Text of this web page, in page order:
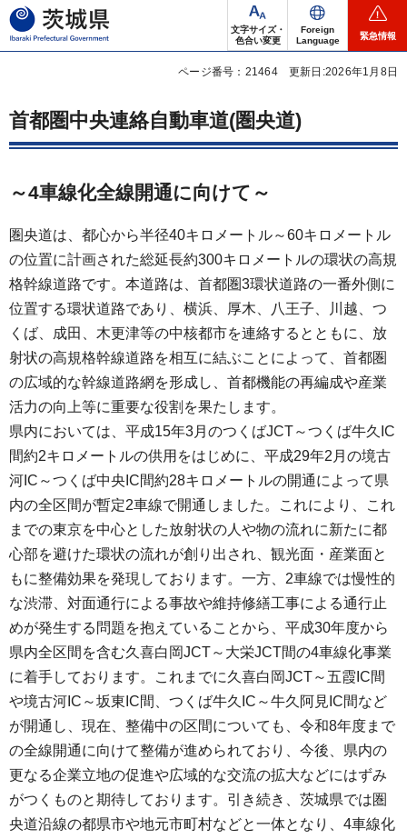
茨城県
文字サイズ・
色合い変更
Foreign
Language
緊急情報
ページ番号：21464 更新日:2026年1月8日
首都圏中央連絡自動車道(圏央道)
～4車線化全線開通に向けて～
圏央道は、都心から半径40キロメートル～60キロメートル
の位置に計画された総延長約300キロメートルの環状の高規
格幹線道路です。本道路は、首都圏3環状道路の一番外側に
位置する環状道路であり、横浜、厚木、八王子、川越、つ
くば、成田、木更津等の中核都市を連絡するとともに、放
射状の高規格幹線道路を相互に結ぶことによって、首都圏
の広域的な幹線道路網を形成し、首都機能の再編成や産業
活力の向上等に重要な役割を果たします。
県内においては、平成15年3月のつくばJCT～つくば牛久IC
間約2キロメートルの供用をはじめに、平成29年2月の境古
河IC～つくば中央IC間約28キロメートルの開通によって県
内の全区間が暫定2車線で開通しました。これにより、これ
までの東京を中心とした放射状の人や物の流れに新たに都
心部を避けた環状の流れが創り出され、観光面・産業面と
もに整備効果を発現しております。一方、2車線では慢性的
な渋滞、対面通行による事故や維持修繕工事による通行止
めが発生する問題を抱えていることから、平成30年度から
県内全区間を含む久喜白岡JCT～大栄JCT間の4車線化事業
に着手しております。これまでに久喜白岡JCT～五霞IC間
や境古河IC～坂東IC間、つくば牛久IC～牛久阿見IC間など
が開通し、現在、整備中の区間についても、令和8年度まで
の全線開通に向けて整備が進められており、今後、県内の
更なる企業立地の促進や広域的な交流の拡大などにはずみ
がつくものと期待しております。引き続き、茨城県では圏
央道沿線の都県市や地元市町村などと一体となり、4車線化